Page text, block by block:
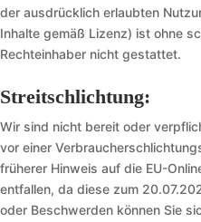
der ausdrücklich erlaubten
Inhalte gemäß Lizenz) ist ohne
Rechteinhaber nicht gestattet.
Streitschlichtung:
Wir sind nicht bereit oder
vor einer
früherer Hinweis auf die EU-
entfallen, da diese zum
oder Beschwerden können Sie